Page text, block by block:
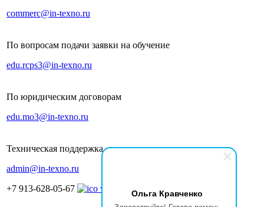
Ольга Кравченко
commerc@in-texno.ru
По вопросам подачи заявки на обучение
edu.rcps3@in-texno.ru
По юридическим договорам
edu.mo3@in-texno.ru
Техническая поддержка
admin@in-texno.ru
+7 913-628-05-67